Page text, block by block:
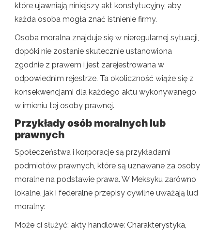
które ujawniają niniejszy akt konstytucyjny, aby
każda osoba mogła znać istnienie firmy.
Osoba moralna znajduje się w nieregularnej sytuacji,
dopóki nie zostanie skutecznie ustanowiona
zgodnie z prawem i jest zarejestrowana w
odpowiednim rejestrze. Ta okoliczność wiąże się z
konsekwencjami dla każdego aktu wykonywanego
w imieniu tej osoby prawnej.
Przykłady osób moralnych lub
prawnych
Społeczeństwa i korporacje są przykładami
podmiotów prawnych, które są uznawane za osoby
moralne na podstawie prawa. W Meksyku zarówno
lokalne, jak i federalne przepisy cywilne uważają lud
moralny:
Może ci służyć: akty handlowe: Charakterystyka,